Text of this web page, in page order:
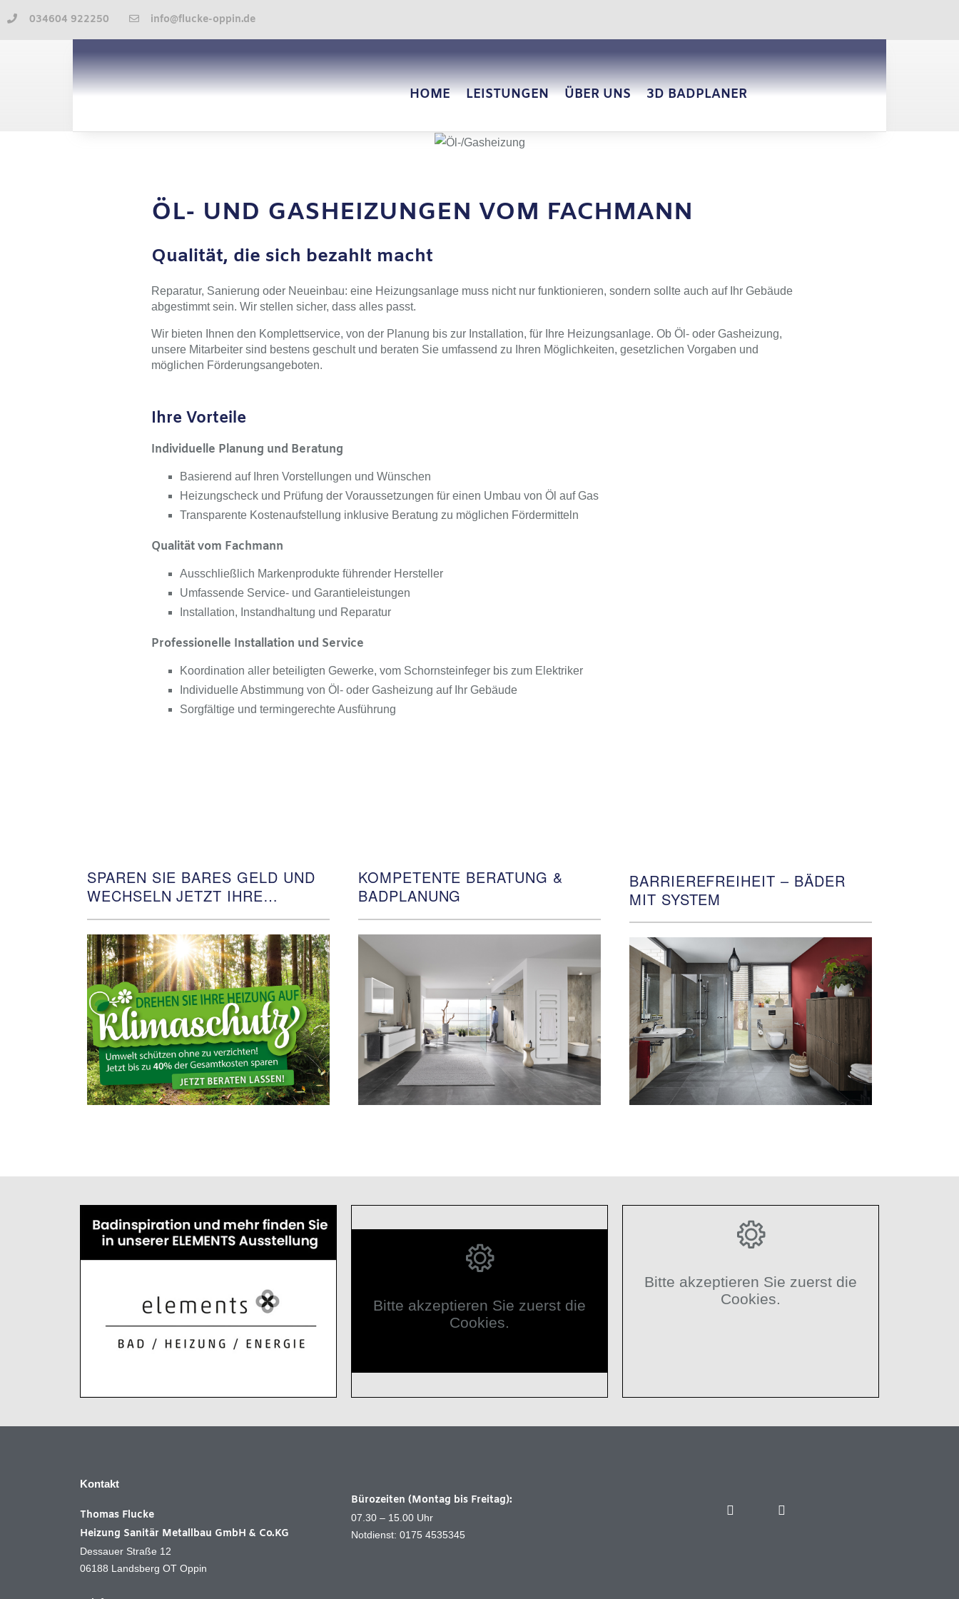
034604 922250 info@flucke-oppin.de
HOME LEISTUNGEN ÜBER UNS 3D BADPLANER
ÖL- UND GASHEIZUNGEN VOM FACHMANN
Qualität, die sich bezahlt macht
Reparatur, Sanierung oder Neueinbau: eine Heizungsanlage muss nicht nur funktionieren, sondern sollte auch auf Ihr Gebäude
abgestimmt sein. Wir stellen sicher, dass alles passt.
Wir bieten Ihnen den Komplettservice, von der Planung bis zur Installation, für Ihre Heizungsanlage. Ob Öl- oder Gasheizung,
unsere Mitarbeiter sind bestens geschult und beraten Sie umfassend zu Ihren Möglichkeiten, gesetzlichen Vorgaben und
möglichen Förderungsangeboten.
Ihre Vorteile
Individuelle Planung und Beratung
Basierend auf Ihren Vorstellungen und Wünschen
Heizungscheck und Prüfung der Voraussetzungen für einen Umbau von Öl auf Gas
Transparente Kostenaufstellung inklusive Beratung zu möglichen Fördermitteln
Qualität vom Fachmann
Ausschließlich Markenprodukte führender Hersteller
Umfassende Service- und Garantieleistungen
Installation, Instandhaltung und Reparatur
Professionelle Installation und Service
Koordination aller beteiligten Gewerke, vom Schornsteinfeger bis zum Elektriker
Individuelle Abstimmung von Öl- oder Gasheizung auf Ihr Gebäude
Sorgfältige und termingerechte Ausführung
SPAREN SIE BARES GELD UND
WECHSELN JETZT IHRE
HEIZUNG!
KOMPETENTE BERATUNG &
BADPLANUNG
BARRIEREFREIHEIT – BÄDER
MIT SYSTEM
Bitte akzeptieren Sie zuerst die
Cookies.
Bitte akzeptieren Sie zuerst die
Cookies.
Kontakt
Thomas Flucke
Heizung Sanitär Metallbau GmbH & Co.KG
Dessauer Straße 12
06188 Landsberg OT Oppin
Bürozeiten (Montag bis Freitag):
07.30 – 15.00 Uhr
Notdienst: 0175 4535345